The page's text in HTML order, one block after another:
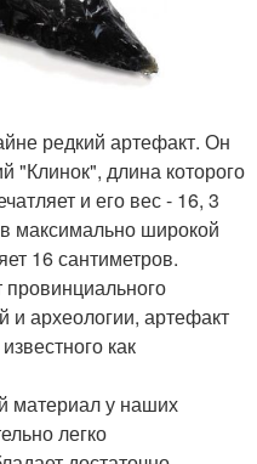
редкий артефакт. Он
"Клинок", длина которого
и его вес - 16, 3
максимально широкой
16 сантиметров.
провинциального
и археологии, артефакт
как
материал у наших
легко